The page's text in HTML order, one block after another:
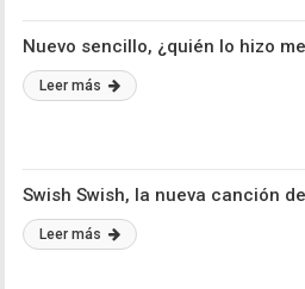
Nuevo sencillo, ¿quién lo hizo
Leer más
Swish Swish, la nueva canción
Leer más